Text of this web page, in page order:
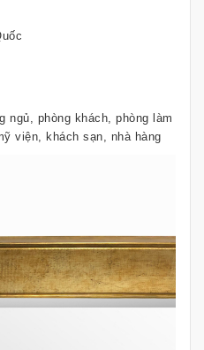
ngủ, phòng khách, phòng làm
viện, khách sạn, nhà hàng